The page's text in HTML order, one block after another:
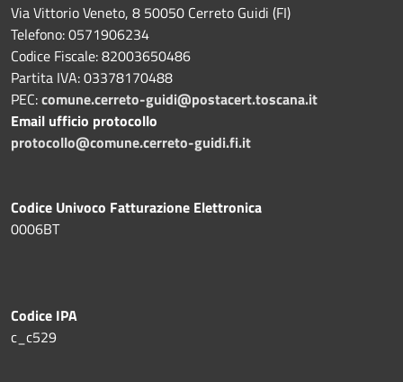
Via Vittorio Veneto, 8 50050 Cerreto Guidi (FI)
Telefono: 0571906234
Codice Fiscale: 82003650486
Partita IVA: 03378170488
PEC:comune.cerreto-guidi@postacert.toscana.it
Email ufficio protocollo
protocollo@comune.cerreto-guidi.fi.it
Codice Univoco Fatturazione Elettronica
0006BT
Codice IPA
c_c529